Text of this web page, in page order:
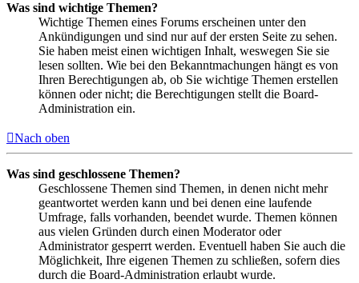
Was sind wichtige Themen?
Wichtige Themen eines Forums erscheinen unter den
Ankündigungen und sind nur auf der ersten Seite zu sehen.
Sie haben meist einen wichtigen Inhalt, weswegen Sie sie
lesen sollten. Wie bei den Bekanntmachungen hängt es von
Ihren Berechtigungen ab, ob Sie wichtige Themen erstellen
können oder nicht; die Berechtigungen stellt die Board-
Administration ein.
Nach oben
Was sind geschlossene Themen?
Geschlossene Themen sind Themen, in denen nicht mehr
geantwortet werden kann und bei denen eine laufende
Umfrage, falls vorhanden, beendet wurde. Themen können
aus vielen Gründen durch einen Moderator oder
Administrator gesperrt werden. Eventuell haben Sie auch die
Möglichkeit, Ihre eigenen Themen zu schließen, sofern dies
durch die Board-Administration erlaubt wurde.